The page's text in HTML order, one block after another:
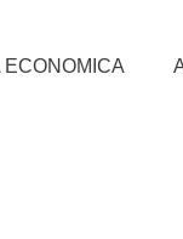
ECONOMICA